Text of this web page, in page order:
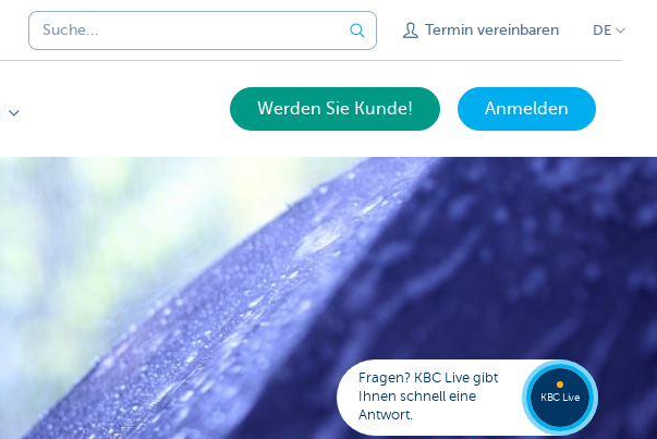
Termin vereinbaren DE
Werden Sie Kunde! Anmelden
Fragen? KBC Live gibt
Ihnen schnell eine
Antwort.
KBC Live
Bitten